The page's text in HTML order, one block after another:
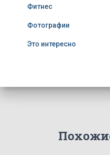
Фитнес
Фотографии
Это интересно